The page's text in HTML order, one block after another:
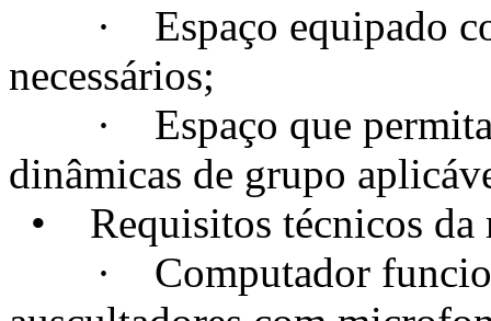
· Espaço equipado
necessários;
· Espaço que permita
dinâmicas de grupo
• Requisitos técnicos da
· Computador